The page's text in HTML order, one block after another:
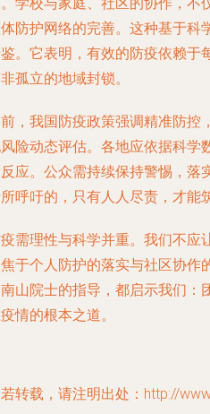
防护网络的完善。这种基于科
。它表明，有效的防疫依赖于
孤立的地域封锁。
，我国防疫政策强调精准防控
险动态评估。各地应依据科学
应。公众需持续保持警惕，落
呼吁的，只有人人尽责，才能
需理性与科学并重。我们不应
于个人防护的落实与社区协作
山院士的指导，都启示我们：
情的根本之道。
转载，请注明出处：http://